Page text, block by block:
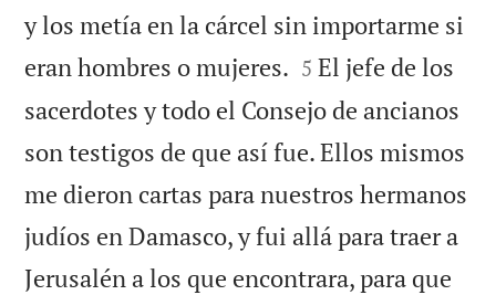
y los metía en la cárcel sin importarme si
eran hombres o mujeres. 

5 El jefe de los
sacerdotes y todo el Consejo de ancianos
son testigos de que así fue. Ellos mismos
me dieron cartas para nuestros hermanos
judíos en Damasco, y fui allá para traer a
Jerusalén a los que encontrara, para que